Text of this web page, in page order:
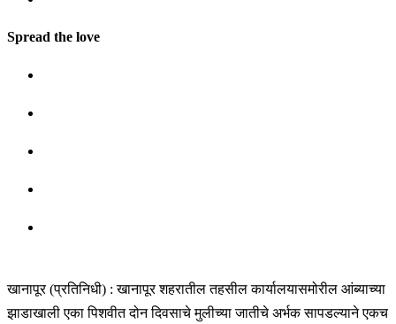
Spread the love
खानापूर (प्रतिनिधी) : खानापूर शहरातील तहसील कार्यालयासमोरील आंब्याच्या
झाडाखाली एका पिशवीत दोन दिवसाचे मुलीच्या जातीचे अर्भक सापडल्याने एकच